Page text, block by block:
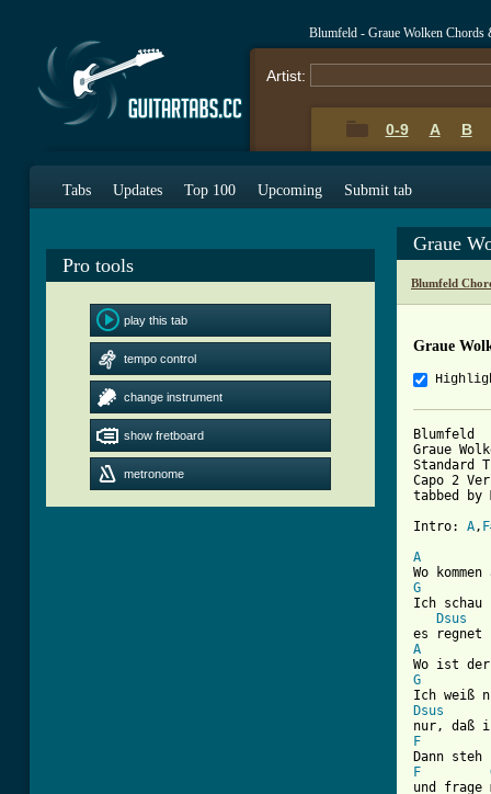
Blumfeld - Graue Wolken Chords
Artist:
0-9 A B
Tabs Updates Top 100 Upcoming Submit tab
Pro tools
play this tab
tempo control
change instrument
show fretboard
metronome
Graue
Blumfeld
Graue
Blumfeld
Graue
Standard
Capo 2
tabbed by
Intro: A,
A
G
Ich schau
Dsus
A
G
Dsus
F
F